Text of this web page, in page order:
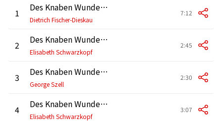
1 Des Knaben Wunderhorn: No. 11, Revelge
Dietrich Fischer-Dieskau
7:12
2 Des Knaben Wunderhorn: No. 5, Das irdische Leben
Elisabeth Schwarzkopf
2:45
3 Des Knaben Wunderhorn: No. 2, Verlor'ne Müh'
George Szell
2:30
4 Des Knaben Wunderhorn: No. 7, Rheinlegendchen
Elisabeth Schwarzkopf
3:07